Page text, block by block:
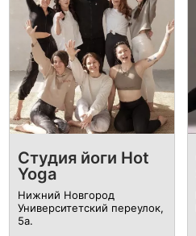
Студия йоги Hot
Yoga
Нижний Новгород ​
Университетский переулок,
5а.